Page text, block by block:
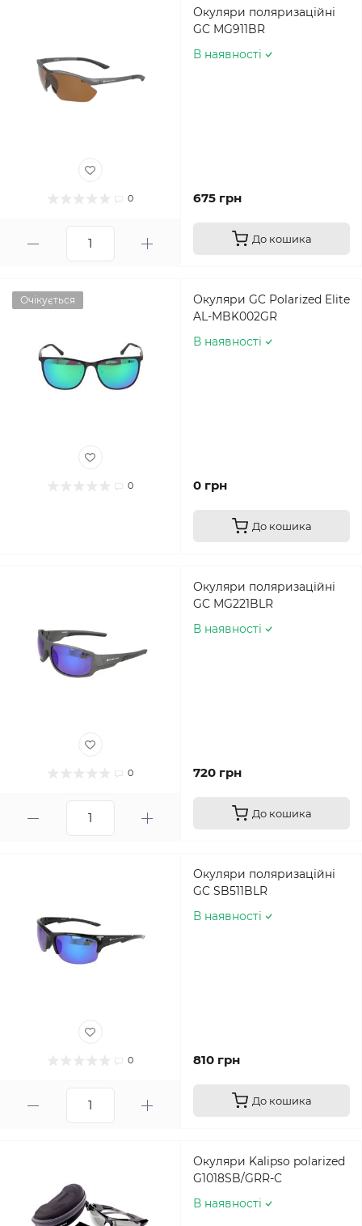
0
Окуляри поляризаційні
GC MG911BR
В наявності
675 грн
До кошика
Очікується
0
Окуляри GC Polarized Elite
AL-MBK002GR
В наявності
0 грн
До кошика
0
Окуляри поляризаційні
GC MG221BLR
В наявності
720 грн
До кошика
0
Окуляри поляризаційні
GC SB511BLR
В наявності
810 грн
До кошика
Окуляри Kalipso polarized
G1018SB/GRR-C
В наявності